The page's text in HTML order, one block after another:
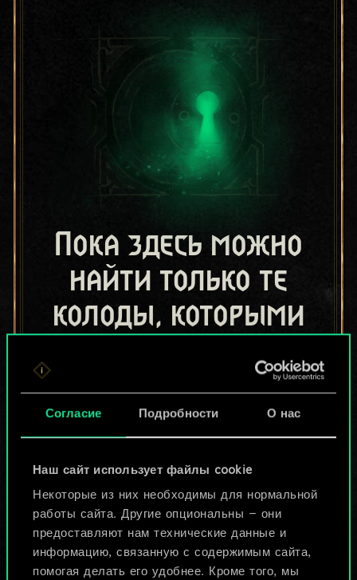
Согласие Подробности О нас
Наш сайт использует файлы cookie
Некоторые из них необходимы для нормальной
работы сайта. Другие опциональны — они
предоставляют нам технические данные и
информацию, связанную с содержимым сайта,
помогая делать его удобнее. Кроме того, мы
Пока здесь можно
найти только те
колоды, которыми
игроки.
Но их может быть
Назвать колоду и описать её
Изменить колоду